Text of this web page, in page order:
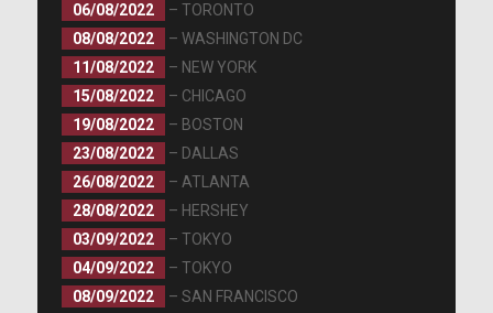
06/08/2022
– TORONTO
08/08/2022
– WASHINGTON DC
11/08/2022
– NEW YORK
15/08/2022
– CHICAGO
19/08/2022
– BOSTON
23/08/2022
– DALLAS
26/08/2022
– ATLANTA
28/08/2022
– HERSHEY
03/09/2022
– TOKYO
04/09/2022
– TOKYO
08/09/2022
– SAN FRANCISCO